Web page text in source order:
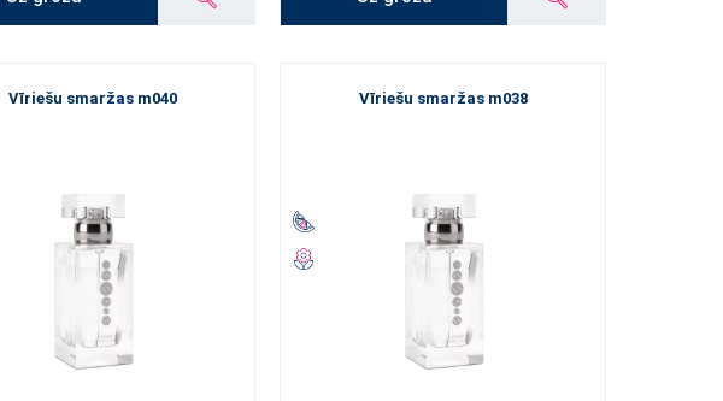
Vīriešu smaržas m040 Vīriešu smaržas m038